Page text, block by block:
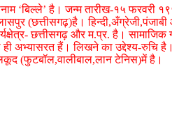
‘बिल्ले’ है। जन्म तारीख-१५ फरवरी
(छत्तीसगढ़)है।
छत्तीसगढ़ और म.प्र. है।
हैं। लिखने का उद्देश्य-रुचि है।
(फुटबॉल,वालीबाल,लान टेनिस)में है।